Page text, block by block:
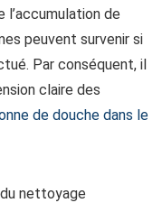
de
peuvent survenir si
Par conséquent, il
claire des
de douche dans le
nettoyage